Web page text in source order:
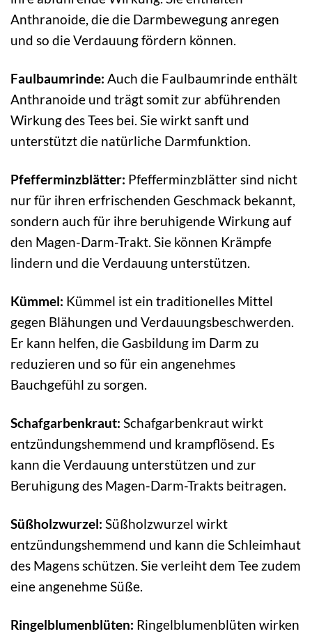
Anthranoide, die die Darmbewegung anregen
und so die Verdauung fördern können.
Faulbaumrinde: Auch die Faulbaumrinde enthält
Anthranoide und trägt somit zur abführenden
Wirkung des Tees bei. Sie wirkt sanft und
unterstützt die natürliche Darmfunktion.
Pfefferminzblätter: Pfefferminzblätter sind nicht
nur für ihren erfrischenden Geschmack bekannt,
sondern auch für ihre beruhigende Wirkung auf
den Magen-Darm-Trakt. Sie können Krämpfe
lindern und die Verdauung unterstützen.
Kümmel: Kümmel ist ein traditionelles Mittel
gegen Blähungen und Verdauungsbeschwerden.
Er kann helfen, die Gasbildung im Darm zu
reduzieren und so für ein angenehmes
Bauchgefühl zu sorgen.
Schafgarbenkraut: Schafgarbenkraut wirkt
entzündungshemmend und krampflösend. Es
kann die Verdauung unterstützen und zur
Beruhigung des Magen-Darm-Trakts beitragen.
Süßholzwurzel: Süßholzwurzel wirkt
entzündungshemmend und kann die Schleimhaut
des Magens schützen. Sie verleiht dem Tee zudem
eine angenehme Süße.
Ringelblumenblüten: Ringelblumenblüten wirken